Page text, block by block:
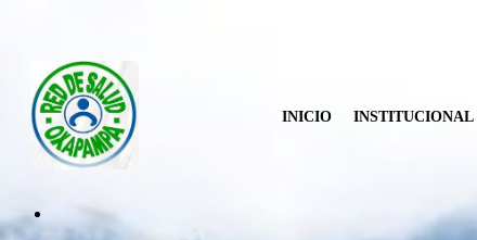
INICIO INSTITUCIONAL